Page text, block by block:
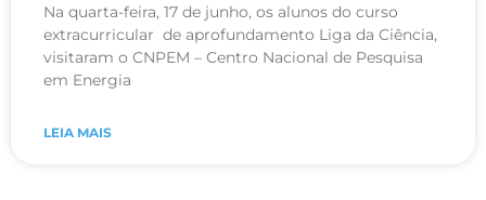
Na quarta-feira, 17 de junho, os alunos do curso
extracurricular de aprofundamento Liga da Ciência,
visitaram o CNPEM – Centro Nacional de Pesquisa
em Energia
LEIA MAIS